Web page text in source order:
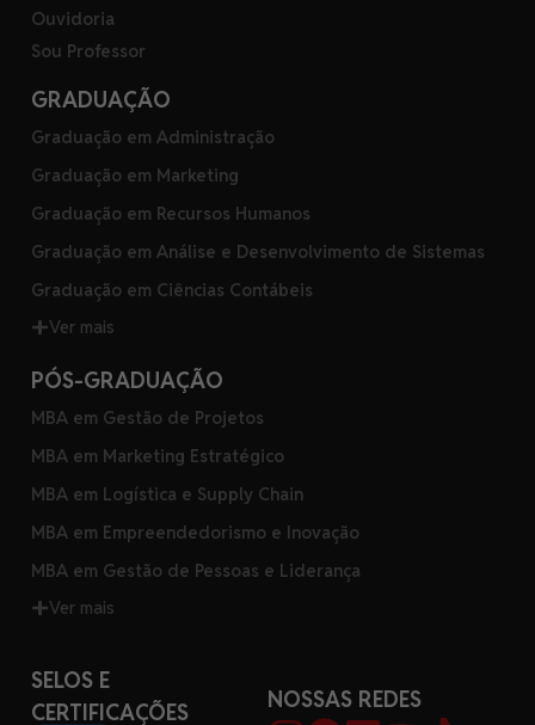
Ouvidoria
Sou Professor
GRADUAÇÃO
Graduação em Administração
Graduação em Marketing
Graduação em Recursos Humanos
Graduação em Análise e Desenvolvimento de Sistemas
Graduação em Ciências Contábeis
Ver mais
PÓS-GRADUAÇÃO
MBA em Gestão de Projetos
MBA em Marketing Estratégico
MBA em Logística e Supply Chain
MBA em Empreendedorismo e Inovação
MBA em Gestão de Pessoas e Liderança
Ver mais
SELOS E
CERTIFICAÇÕES
NOSSAS REDES